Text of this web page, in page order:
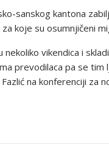
sanskog kantona
koje su osumnjičeni
nekoliko vikendica i
prevodilaca pa se tim
na konferenciji za